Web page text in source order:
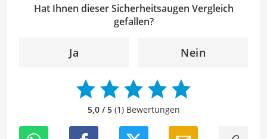
Autoren dabei zu helfen, ihre Botschaften klar und
effektiv zu kommunizieren. Durch meine Leidenschaft für
Interessen, bringe ich frische Perspektiven sowie neue
dass die Texte sowohl qualitativ hochwertig als auch
ansprechend sind.
Hat Ihnen dieser Sicherheitsaugen Vergleich
gefallen?
Ja Nein
5,0 / 5(1) Bewertungen